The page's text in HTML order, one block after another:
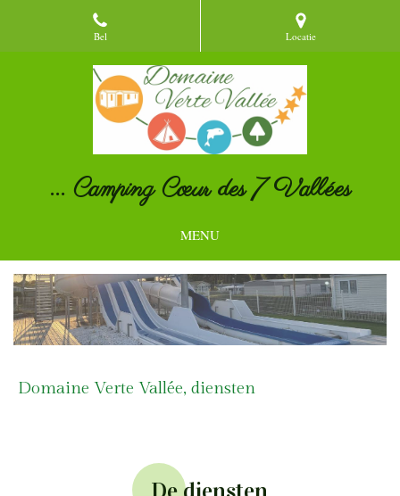
Bel Locatie
... Camping Cœur des 7 Vallées
MENU
Domaine Verte Vallée, diensten